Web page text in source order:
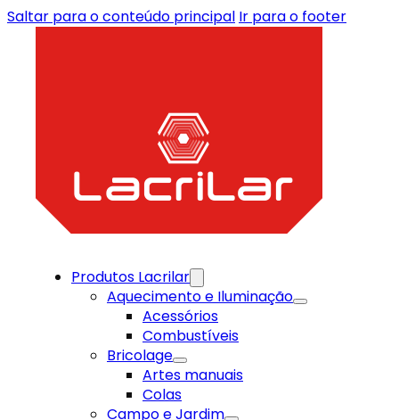
Saltar para o conteúdo principal Ir para o footer
Produtos Lacrilar
Aquecimento e Iluminação
Acessórios
Combustíveis
Bricolage
Artes manuais
Colas
Campo e Jardim